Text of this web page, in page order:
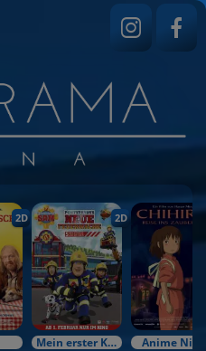
2D 2D
Mein erster Kinobesuch Anime